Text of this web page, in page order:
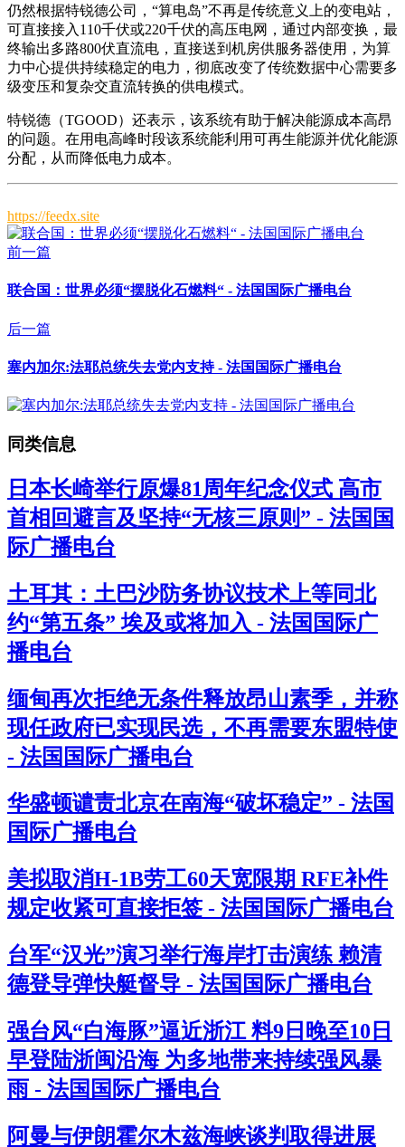
仍然根据特锐德公司，“算电岛”不再是传统意义上的变电站，
可直接接入110千伏或220千伏的高压电网，通过内部变换，最
终输出多路800伏直流电，直接送到机房供服务器使用，为算
力中心提供持续稳定的电力，彻底改变了传统数据中心需要多
级变压和复杂交直流转换的供电模式。
特锐德（TGOOD）还表示，该系统有助于解决能源成本高昂
的问题。在用电高峰时段该系统能利用可再生能源并优化能源
分配，从而降低电力成本。
https://feedx.site
前一篇
联合国：世界必须“摆脱化石燃料“ - 法国国际广播电台
后一篇
塞内加尔:法耶总统失去党内支持 - 法国国际广播电台
同类信息
日本长崎举行原爆81周年纪念仪式 高市
首相回避言及坚持“无核三原则” - 法国国
际广播电台
土耳其：土巴沙防务协议技术上等同北
约“第五条” 埃及或将加入 - 法国国际广
播电台
缅甸再次拒绝无条件释放昂山素季，并称
现任政府已实现民选，不再需要东盟特使
- 法国国际广播电台
华盛顿谴责北京在南海“破坏稳定” - 法国
国际广播电台
美拟取消H-1B劳工60天宽限期 RFE补件
规定收紧可直接拒签 - 法国国际广播电台
台军“汉光”演习举行海岸打击演练 赖清
德登导弹快艇督导 - 法国国际广播电台
强台风“白海豚”逼近浙江 料9日晚至10日
早登陆浙闽沿海 为多地带来持续强风暴
雨 - 法国国际广播电台
阿曼与伊朗霍尔木兹海峡谈判取得进展